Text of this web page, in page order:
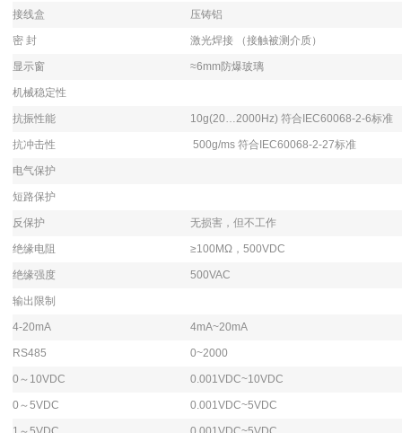
接线盒 压铸铝
密 封 激光焊接 （接触被测介质）
显示窗 ≈6mm防爆玻璃
机械稳定性
抗振性能 10g(20…2000Hz) 符合IEC60068-2-6标准
抗冲击性 500g/ms 符合IEC60068-2-27标准
电气保护
短路保护
反保护 无损害，但不工作
绝缘电阻 ≥100MΩ，500VDC
绝缘强度 500VAC
输出限制
4-20mA 4mA~20mA
RS485 0~2000
0～10VDC 0.001VDC~10VDC
0～5VDC 0.001VDC~5VDC